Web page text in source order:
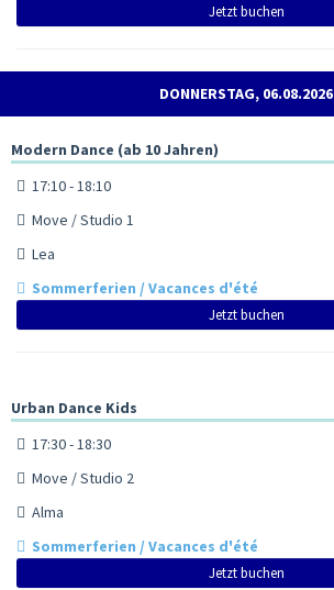
Jetzt buchen
DONNERSTAG, 06.08.2026
Modern Dance (ab 10 Jahren)
17:10 - 18:10
Move / Studio 1
Lea
Sommerferien / Vacances d'été
Jetzt buchen
Urban Dance Kids
17:30 - 18:30
Move / Studio 2
Alma
Sommerferien / Vacances d'été
Jetzt buchen